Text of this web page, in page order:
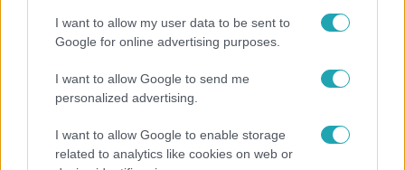
I want to allow my user data to be sent to
Google for online advertising purposes.
I want to allow Google to send me
personalized advertising.
I want to allow Google to enable storage
related to analytics like cookies on web or